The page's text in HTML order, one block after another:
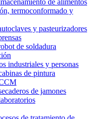
termoconformado y
y pasteurizadores
de soldadura
industriales y personas
de pintura
de jamones